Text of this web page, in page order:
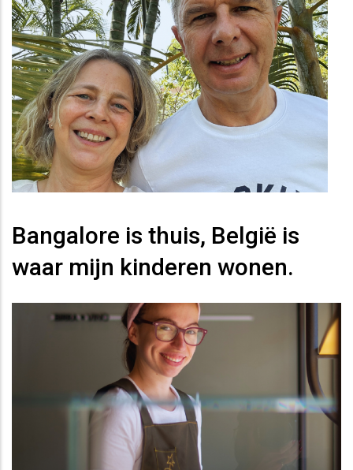
Bangalore is thuis, België is
waar mijn kinderen wonen.